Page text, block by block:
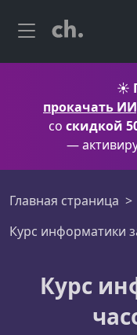
☀️
прокачать
со скидкой
—
Главная страница
Курс информатики
Курс